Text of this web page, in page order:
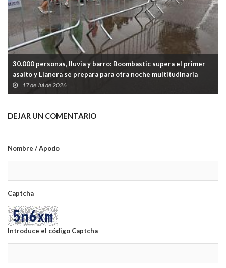
30.000 personas, lluvia y barro: Boombastic supera el primer
asalto y Llanera se prepara para otra noche multitudinaria
17 de Jul de 2026
DEJAR UN COMENTARIO
Nombre / Apodo
Captcha
Introduce el código Captcha